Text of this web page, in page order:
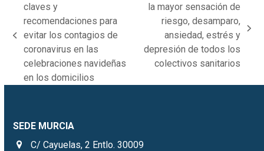
previous
post:
claves y
recomendaciones para
evitar los contagios de
coronavirus en las
celebraciones navideñas
en los domicilios
post:
la mayor sensación de
riesgo, desamparo,
ansiedad, estrés y
depresión de todos los
colectivos sanitarios
SEDE MURCIA
C/ Cayuelas, 2 Entlo. 30009